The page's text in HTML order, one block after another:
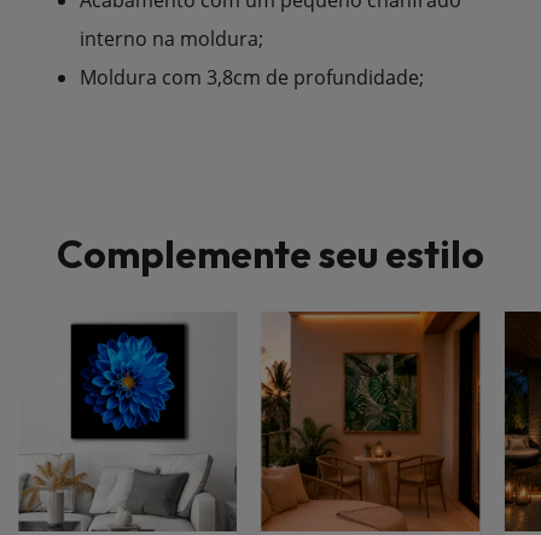
interno na moldura;
Moldura com 3,8cm de profundidade;
Complemente seu estilo